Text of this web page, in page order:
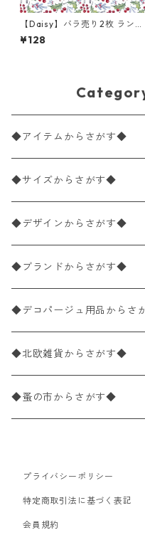
【Daisy】バラ売り2枚 ランチ
サイズ ペーパーナプキン Hap
py Snowmen in Hollyberry F
¥128
◆アイテムからさがす◆
ペーパーナプキン2枚バラ売
ペーパーナプキン1枚バラ売
ペーパーナプキン20枚入り
ペーパーナプキン10枚入り
ライスペーパー
ペーパーリネンナプキン
ワックスペーパー
デコパージュ用品
◆サイズからさがす◆
33×33cm（ランチサイズ）
バラ売り
パック売り
25×25cm（カクテルサイズ）
バラ売り
パック売り
40×40cm（ディナーサイ
バラ売り
パック売り
21×21cm（ポケットサイズ）
バラ売り
33cm（ラウンド）
◆デザインからさがす◆
花柄
植物・グリーン柄
動物・鳥・昆虫・蝶柄
海・魚柄
食べ物・フルーツ・野菜・
食器・カトラリー柄
◆ブランドからさがす◆
ドイツ製 IHR/イア
ランチサイズ
カクテルサイズ
ドイツ製 Ambiente/アンビ
ランチサイズ
ドイツ製 Paperproducts
カクテルサイズ
ランチサイズ
カクテルサイズ
ドイツ製 ti-flair/ティーフレ
ランチサイズ
ドイツ製 PAW/パウ
◆デコパージュ用品からさ
デコパージュ液
デコパージュ下地
デコパージュはさみ
3Dデコパージュ
◆北欧雑貨からさがす◆
シリコンモールド
トレイ
ポスター・カレンダー
◆蚤の市からさがす◆
北欧雑貨
デコパージュ用品
プライバシーポリシー
特定商取引法に基づく表記
会員規約